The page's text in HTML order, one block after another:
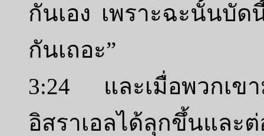
กันเอง เพราะฉะนั้นบัด
กันเถอะ”
3:24 และเมื่อพวกเข
อิสราเอลได้ลุกขึ้นแล